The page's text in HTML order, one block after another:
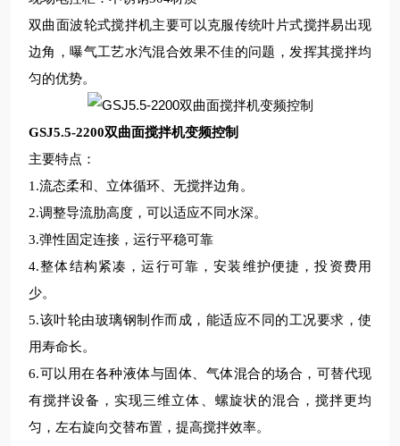
双曲面波轮式搅拌机主要可以克服传统叶片式搅拌易出现
边角 ，曝气工艺水汽混合效果不佳的问题，发挥其搅拌均
匀的优势。
GSJ5.5-2200双曲面搅拌机变频控制
主要特点：
1.流态柔和、立体循环、无搅拌边角 。
2.调整导流肋高度，可以适应不同水深。
3.弹性固定连接，运行平稳可靠
4.整体结构紧凑，运行可靠，安装维护便捷，投资费用
少。
5.该叶轮由玻璃钢制作而成，能适应不同的工况要求，使
用寿命长。
6.可以用在各种液体与固体、气体混合的场合，可替代现
有搅拌设备，实现三维立体、螺旋状的混合，搅拌更均
匀，左右旋向交替布置，提高搅拌效率。